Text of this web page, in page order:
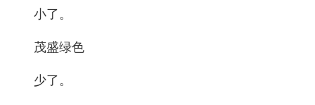
小了。
茂盛绿色
少了。